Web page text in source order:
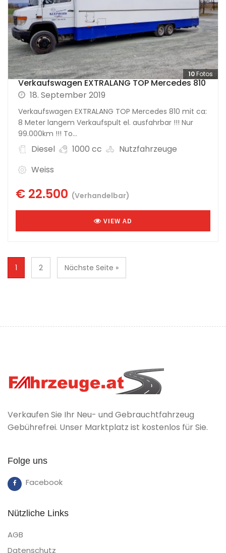
10 Fotos
Verkaufswagen EXTRALANG TOP Mercedes 810
18. September 2019
Verkaufswagen EXTRALANG TOP Mercedes 810 mit ca:
8 Meter langem Verkaufspult el. ausfahrbar !!! Nur
99.000km !!! To...
Diesel 1000 cc
Nutzfahrzeuge
Weiss
€ 22.500 (Verhandelbar)
VIEW AD
1 2 Nächste Seite »
Verkaufen Sie Ihr Neu- und Gebrauchtfahrzeug
Gebührefrei. Unser Marktplatz ist kostenlos für Sie.
Folge uns
Facebook
Nützliche Links
AGB
Datenschutz